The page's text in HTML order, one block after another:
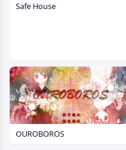
Safe House
OUROBOROS